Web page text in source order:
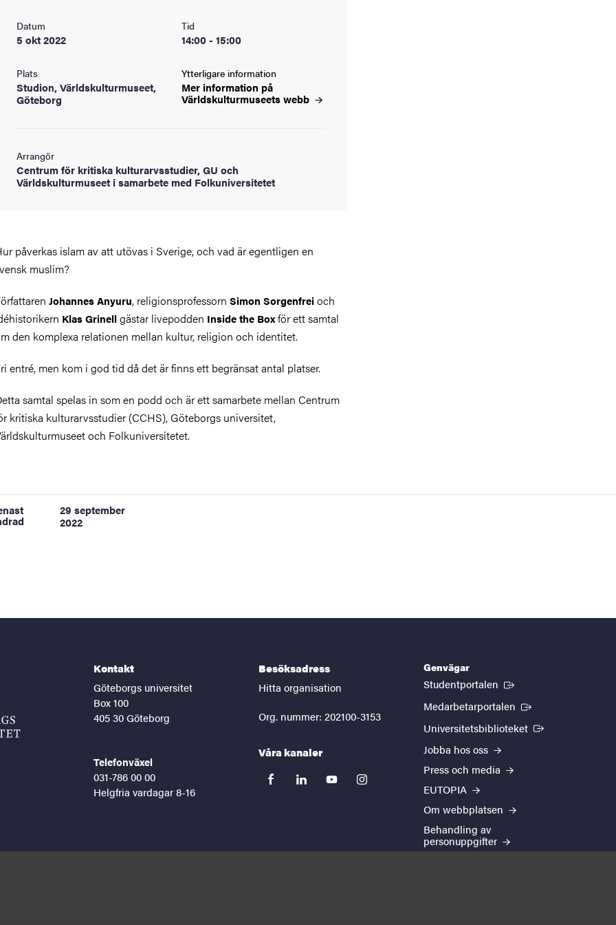
Datum
5 okt 2022
Tid
14:00 - 15:00
Plats
Studion, Världskulturmuseet,
Göteborg
Ytterligare information
Mer information på
Världskulturmuseetswebb
Arrangör
Centrum för kritiska kulturarvsstudier, GU och
Världskulturmuseet i samarbete med Folkuniversitetet
påverkas islam av att utövas i Sverige, och vad är egentligen en
muslim?
Johannes Anyuru, religionsprofessorn Simon Sorgenfreioch
Klas Grinellgästar livepodden Inside the Boxför ett samtal
den komplexa relationen mellan kultur, religion och identitet.
entré, men kom i god tid då det är finns ett begränsat antal platser.
samtal spelas in som en podd och är ett samarbete mellan Centrum
kritiska kulturarvsstudier (CCHS), Göteborgs universitet,
och Folkuniversitetet.
29 september
2022
Kontakt
Göteborgs universitet
Box 100
405 30 Göteborg
Telefonväxel
031-786 00 00
Helgfria vardagar 8-16
Besöksadress
Hitta organisation
Org. nummer: 202100-3153
Våra kanaler
facebooklinkedinyoutubeinstagram
Genvägar
Studentportalen (Extern länk)
Medarbetarportalen (Extern länk)
Universitetsbiblioteket (Extern länk)
Jobba hos oss
Press och media
EUTOPIA
Om webbplatsen
Behandling av
personuppgifter